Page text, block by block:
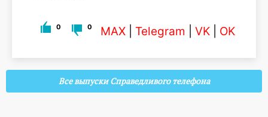
0 0 MAX Telegram VK OK
Все выпуски Справедливого телефона